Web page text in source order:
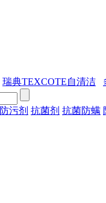
瑞典TEXCOTE自清洁
防污剂 抗菌剂 抗菌防螨